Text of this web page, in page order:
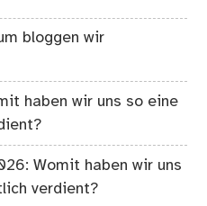
bloggen wir
haben wir uns so eine
Womit haben wir uns
verdient?